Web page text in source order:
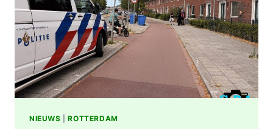
NIEUWS |ROTTERDAM